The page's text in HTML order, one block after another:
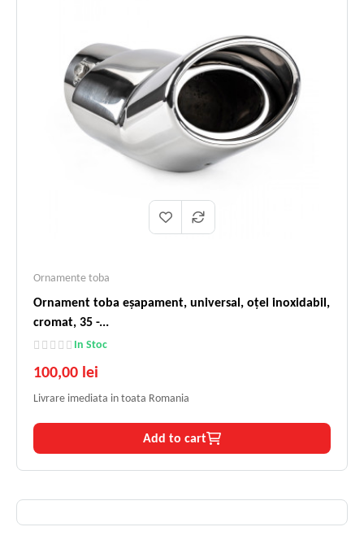
Ornamente toba
Ornament toba eșapament, universal, oțel inoxidabil,
cromat, 35 -...
In Stoc
100,00 lei
Livrare imediata in toata Romania
Add to cart